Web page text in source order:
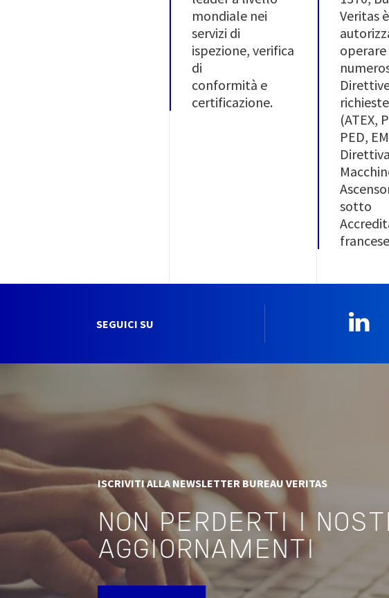
mondiale nei
servizi di
ispezione, verifica
di
conformità e
certificazione.
Veritas è
(ATEX,
PED,
Direttiva
sotto
SEGUICI SU
ISCRIVITI ALLA NEWSLETTER BUREAU VERITAS
NON PERDERTI I
AGGIORNAMENTI